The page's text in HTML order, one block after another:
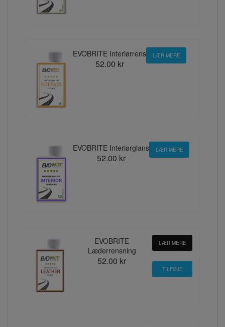
EVOBRITE Interiørrens
52.00 kr
LÆR MERE
EVOBRITE Interiørglans
52.00 kr
LÆR MERE
EVOBRITE
Læderrensning
52.00 kr
LÆR MERE